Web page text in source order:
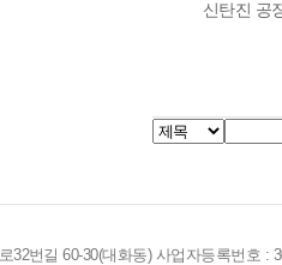
신탄진 공
번길 60-30(대화동) 사업자등록번호 :